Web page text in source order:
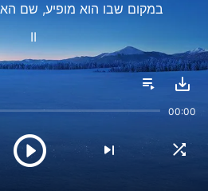
במקום שבו הוא מופיע, שם
II
אלוהים לא חייב להודיע לאדם על
ראשית, התעלו על
00:00